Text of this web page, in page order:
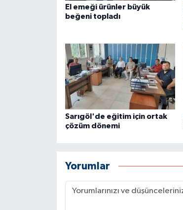
El emeği ürünler büyük
beğeni topladı
Sarıgöl'de eğitim için ortak
çözüm dönemi
Yorumlar